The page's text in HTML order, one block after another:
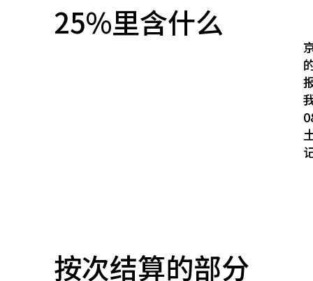
25%里含什么
按次结算的部分